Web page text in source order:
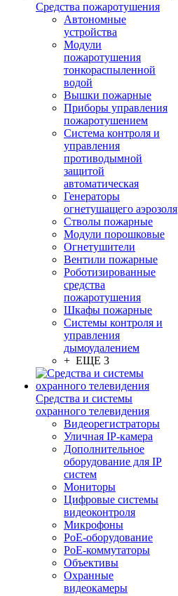
Средства пожаротушения
Автономные
устройства
Модули
пожаротушения
тонкораспыленной
водой
Вышки пожарные
Приборы управления
пожаротушением
Система контроля и
управления
противодымной
защитой
автоматическая
Генераторы
огнетушащего аэрозоля
Стволы пожарные
Модули порошковые
Огнетушители
Вентили пожарные
Роботизированные
средства
пожаротушения
Шкафы пожарные
Системы контроля и
управления
дымоудалением
+ ЕЩЕ 3
Средства и системы
охранного телевидения
Видеорегистраторы
Уличная IP-камера
Дополнительное
оборудование для IP
систем
Мониторы
Цифровые системы
видеоконтроля
Микрофоны
PoE-оборудование
PoE-коммутаторы
Объективы
Охранные
видеокамеры